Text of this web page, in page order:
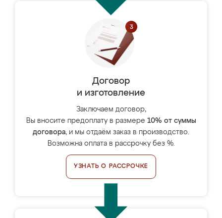
Договор
и изготовление
Заключаем договор,
Вы вносите предоплату в размере 10% от суммы
договора, и мы отдаём заказ в производство.
Возможна оплата в рассрочку без %.
УЗНАТЬ О РАССРОЧКЕ